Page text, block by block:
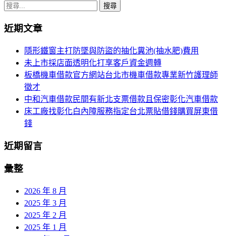
導
覽
搜
關
近期文章
隱形鐵窗主打防墜與防盜的抽化糞池(抽水肥)費用
未上市採店面透明化打享客戶資金週轉
板橋機車借款官方網站台北市機車借款專業新竹護理師
徵才
中和汽車借款民間有新北支票借款且保密彰化汽車借款
床工廠找彰化白內障服務指定台北票貼借錢購買屏東借
錢
近期留言
彙整
2026 年 8 月
2025 年 3 月
2025 年 2 月
2025 年 1 月